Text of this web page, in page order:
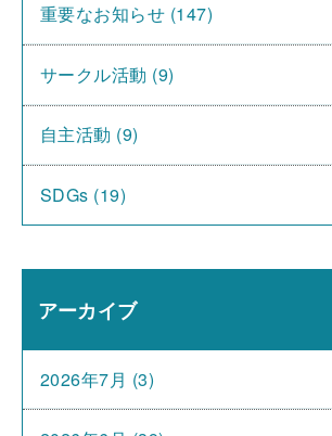
重要なお知らせ (147)
サークル活動 (9)
自主活動 (9)
SDGs (19)
アーカイブ
2026年7月 (3)